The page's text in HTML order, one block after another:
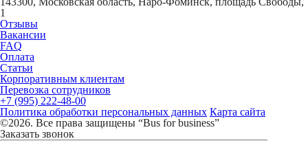
1
Отзывы
Вакансии
FAQ
Оплата
Статьи
Корпоративным клиентам
Перевозка сотрудников
+7 (995) 222-48-00
Политика обработки персональных данных Карта сайта
©2026. Все права защищены “Bus for business”
Заказать звонок